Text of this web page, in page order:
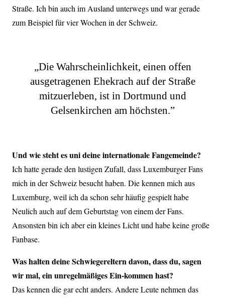
Straße. Ich bin auch im Ausland unterwegs und war gerade
zum Beispiel für vier Wochen in der Schweiz.
„Die Wahrscheinlichkeit, einen offen
ausgetragenen Ehekrach auf der Straße
mitzuerleben, ist in Dortmund und
Gelsenkirchen am höchsten.”
Und wie steht es uni deine internationale Fangemeinde?
Ich hatte gerade den lustigen Zufall, dass Luxemburger Fans
mich in der Schweiz besucht haben. Die kennen mich aus
Luxemburg, weil ich da schon sehr häufig gespielt habe
Neulich auch auf dem Geburtstag von einem der Fans.
Ansonsten bin ich aber ein kleines Licht und habe keine große
Fanbase.
Was halten deine Schwiegereltern davon, dass du, sagen
wir mal, ein unregelmäßiges Ein-kommen hast?
Das kennen die gar echt anders. Andere Leute nehmen das